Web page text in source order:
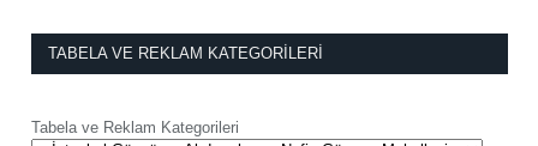
TABELA VE REKLAM KATEGORILERI
Tabela ve Reklam Kategorileri